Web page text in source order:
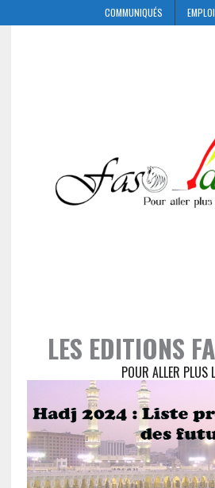
COMMUNIQUÉS
LES EDITIONS
POUR ALLER PLUS